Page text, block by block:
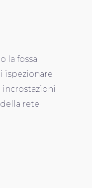
la fossa
ispezionare
incrostazioni
rete